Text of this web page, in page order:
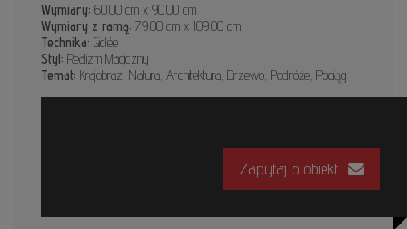
Wymiary: 60.00 cm x 90.00 cm
Wymiary z ramą: 79.00 cm x 109.00 cm
Technika: Giclée
Styl: Realizm Magiczny
Temat: Krajobraz, Natura, Architektura, Drzewo, Podróże, Pociąg
Zapytaj o obiekt